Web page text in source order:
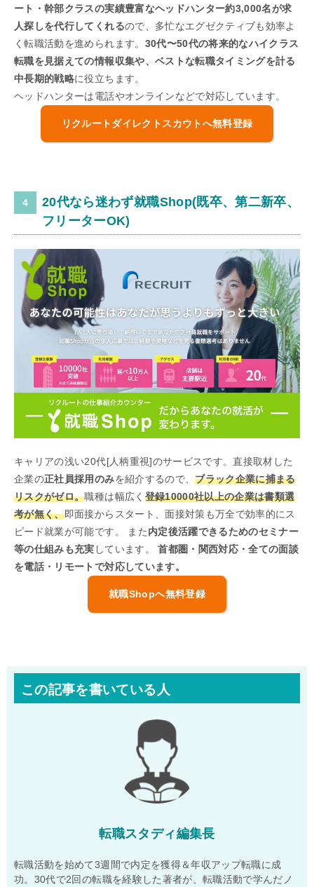
ート・幹部クラスの実績豊富なヘッドハンター約3,000名が求
人探しを代行してくれるので、多忙なエグゼクティブも効率よ
く転職活動を進められます。 30代〜50代の将来的なハイクラス
転職を見据えての情報収集や、ベストな転職タイミングを計る
中長期的戦略に役立ちます。
ヘッドハンターは電話やオンラインなどで対応しています。
リクルートダイレクトスカウトへ無料登録
20代なら迷わず就職Shop(既卒、第二新卒、
フリーターOK)
キャリアの浅い20代[人柄重視]のサービスです。直接取材した
企業の正社員採用のみを紹介するので、ブラック企業に捕まる
リスクがゼロ。職種は幅広く 登録10000社以上の企業は書類選
考が無く、即面接からスタート、面接対策も万全で効率的にス
ピード就業が可能です。 また内定後活躍できるためのセミナー
等の仕組みも充実 しています。首都圏・関西対応・全ての面談
を電話・リモートで対応しています。
就職Shopへ無料登録
この記事を書いている人
転職スタディ編集長
転職活動を始めて3週間で内定を獲得＆年収アップ転職に成
功。30代で2回の転職を経験した著者が、転職活動で学んだノ